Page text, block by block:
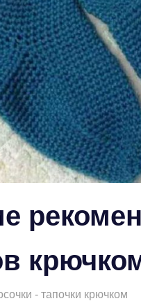
Елена
- тапочки крючком